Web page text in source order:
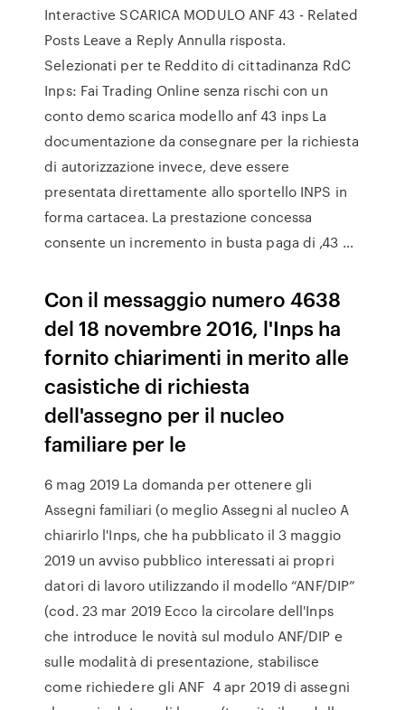
Interactive SCARICA MODULO ANF 43 - Related
Posts Leave a Reply Annulla risposta.
Selezionati per te Reddito di cittadinanza RdC
Inps: Fai Trading Online senza rischi con un
conto demo scarica modello anf 43 inps La
documentazione da consegnare per la richiesta
di autorizzazione invece, deve essere
presentata direttamente allo sportello INPS in
forma cartacea. La prestazione concessa
consente un incremento in busta paga di ,43 …
Con il messaggio numero 4638
del 18 novembre 2016, l'Inps ha
fornito chiarimenti in merito alle
casistiche di richiesta
dell'assegno per il nucleo
familiare per le
6 mag 2019 La domanda per ottenere gli
Assegni familiari (o meglio Assegni al nucleo A
chiarirlo l'Inps, che ha pubblicato il 3 maggio
2019 un avviso pubblico interessati ai propri
datori di lavoro utilizzando il modello “ANF/DIP”
(cod. 23 mar 2019 Ecco la circolare dell'Inps
che introduce le novità sul modulo ANF/DIP e
sulle modalità di presentazione, stabilisce
come richiedere gli ANF 4 apr 2019 di assegni